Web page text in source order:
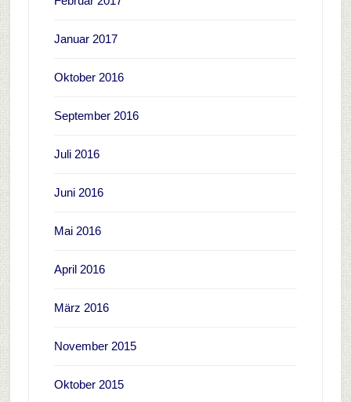
Januar 2017
Oktober 2016
September 2016
Juli 2016
Juni 2016
Mai 2016
April 2016
März 2016
November 2015
Oktober 2015